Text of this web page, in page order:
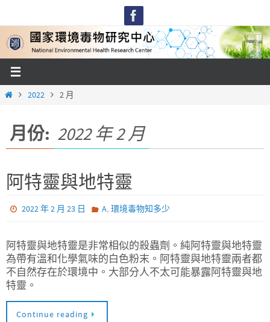
content
Home2022 2 月
月份: 2022 年 2 月
阿特靈與地特靈
2022 年 2 月 23 日 A, 環境毒物知多少
阿特靈與地特靈是非常相似的殺蟲劑。純阿特靈與地特靈
為帶有溫和化學氣味的白色粉末。阿特靈與地特靈兩者都
不自然存在於環境中。大部分人不太可能暴露阿特靈與地
特靈。
Continue reading